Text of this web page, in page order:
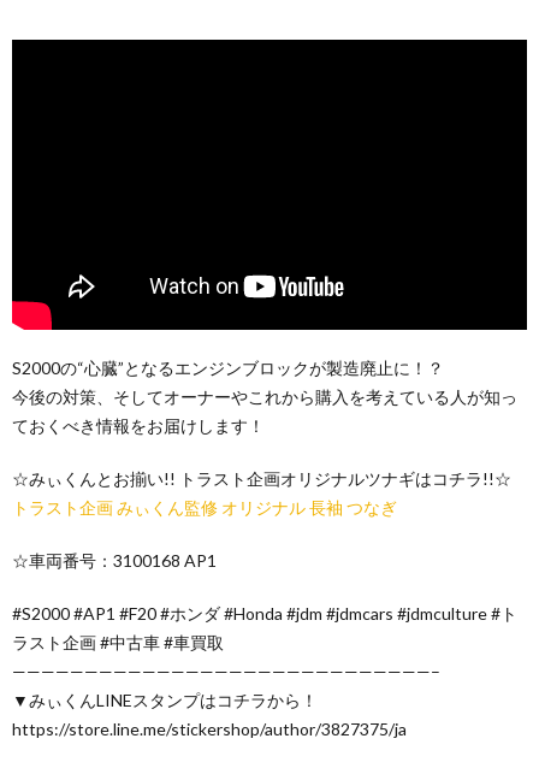
S2000の“心臓”となるエンジンブロックが製造廃止に！？
今後の対策、そしてオーナーやこれから購入を考えている人が知っ
ておくべき情報をお届けします！
☆みぃくんとお揃い!! トラスト企画オリジナルツナギはコチラ!!☆
トラスト企画 みぃくん監修 オリジナル 長袖 つなぎ
☆車両番号：3100168 AP1
#S2000 #AP1 #F20 #ホンダ #Honda #jdm #jdmcars #jdmculture #ト
ラスト企画 #中古車 #車買取
—————————————————————————————–
▼みぃくんLINEスタンプはコチラから！
https://store.line.me/stickershop/author/3827375/ja